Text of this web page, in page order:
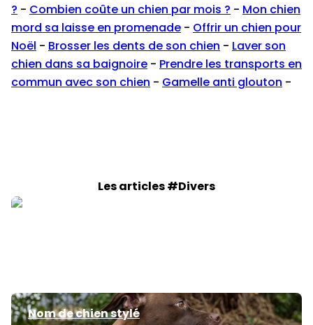
? - Combien coûte un chien par mois ? - Mon chien
mord sa laisse en promenade - Offrir un chien pour
Noël - Brosser les dents de son chien - Laver son
chien dans sa baignoire - Prendre les transports en
commun avec son chien - Gamelle anti glouton -
Les articles #Divers
Nom de chien stylé